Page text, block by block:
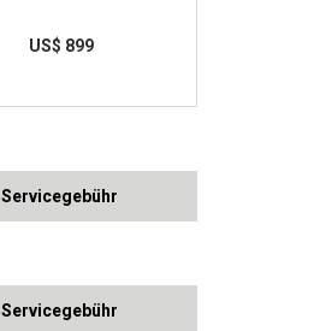
US$ 899
Servicegebühr
Servicegebühr